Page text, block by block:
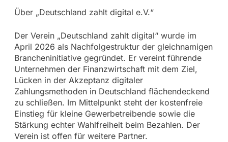
Über „Deutschland zahlt digital e.V.“
Der Verein „Deutschland zahlt digital“ wurde im
April 2026 als Nachfolgestruktur der gleichnamigen
Brancheninitiative gegründet. Er vereint führende
Unternehmen der Finanzwirtschaft mit dem Ziel,
Lücken in der Akzeptanz digitaler
Zahlungsmethoden in Deutschland flächendeckend
zu schließen. Im Mittelpunkt steht der kostenfreie
Einstieg für kleine Gewerbetreibende sowie die
Stärkung echter Wahlfreiheit beim Bezahlen. Der
Verein ist offen für weitere Partner.